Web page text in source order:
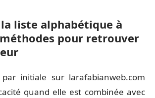
liste alphabétique à
méthodes pour retrouver
initiale sur larafabianweb.com
quand elle est combinée avec